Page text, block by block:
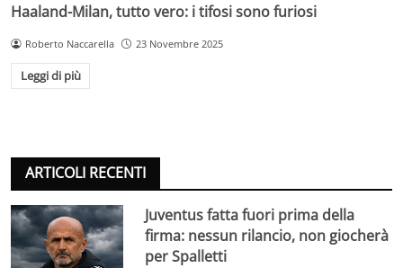
Haaland-Milan, tutto vero: i tifosi sono furiosi
Roberto Naccarella 23 Novembre 2025
Leggi di più
ARTICOLI RECENTI
Juventus fatta fuori prima della
firma: nessun rilancio, non giocherà
per Spalletti